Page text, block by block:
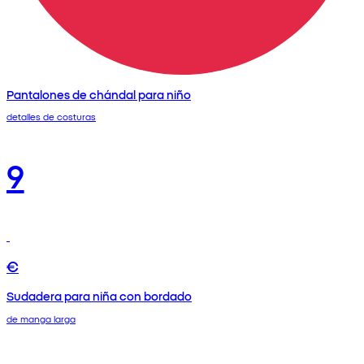
Pantalones de chándal para niño
detalles de costuras
9
€
Sudadera para niña con bordado
de manga larga